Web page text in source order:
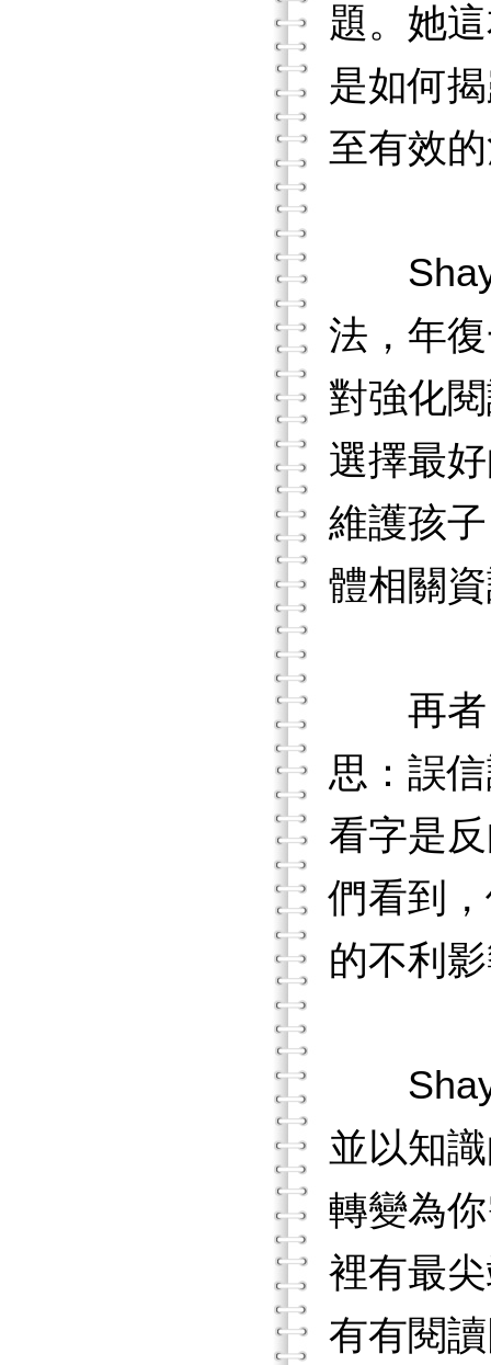
題。她
是如何
至有效
法，年
對強化
選擇最
維護孩
體相關
再者，
思：誤
看字是
們看到
的不利
並以知
轉變為
裡有最
有有閱